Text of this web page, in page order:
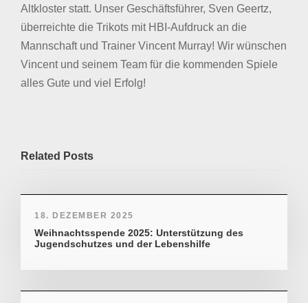
Altkloster statt. Unser Geschäftsführer, Sven Geertz,
überreichte die Trikots mit HBI-Aufdruck an die
Mannschaft und Trainer Vincent Murray! Wir wünschen
Vincent und seinem Team für die kommenden Spiele
alles Gute und viel Erfolg!
Related Posts
18. DEZEMBER 2025
Weihnachtsspende 2025: Unterstützung des
Jugendschutzes und der Lebenshilfe